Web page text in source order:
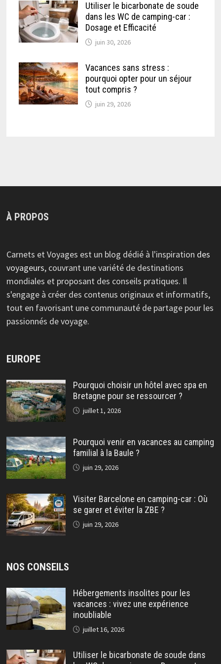
Utiliser le bicarbonate de soude
dans les WC de camping-car :
Dosage et Efficacité
juin 30, 2026
Vacances sans stress :
pourquoi opter pour un séjour
tout compris ?
juin 29, 2026
À PROPOS
Carnets et Voyages est un blog dédié à l'inspiration des
voyageurs, couvrant une variété de destinations
mondiales et proposant des conseils pratiques. Il
s'engage à créer des contenus originaux et informatifs,
tout en favorisant une communauté de partage pour les
passionnés de voyage.
EUROPE
Pourquoi choisir un hôtel avec spa en
Bretagne pour se ressourcer ?
juillet 1, 2026
Pourquoi venir en vacances au camping
familial à la Baule ?
juin 29, 2026
Visiter Barcelone en camping-car : Où
se garer et éviter la ZBE ?
juin 29, 2026
NOS CONSEILS
Hébergements insolites pour les
vacances : vivez une expérience
inoubliable
juillet 16, 2026
Utiliser le bicarbonate de soude dans